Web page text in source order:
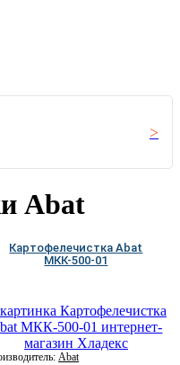
Abat
Картофелечистка Abat
МКК-500-01
Abat